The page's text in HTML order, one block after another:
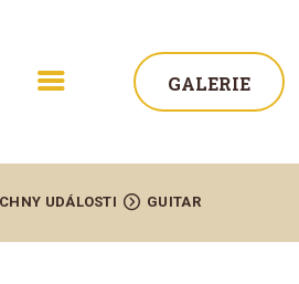
GALERIE
UDÁLOSTI GUITAR